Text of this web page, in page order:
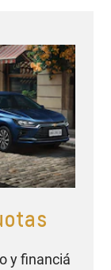
y financiá